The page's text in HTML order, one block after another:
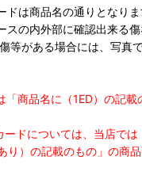
は商品名の通りとなりま
の内外部に確認出来る
がある場合には、写
商品名に（1ED）の記
ドについては、当店
）の記載のもの」の商